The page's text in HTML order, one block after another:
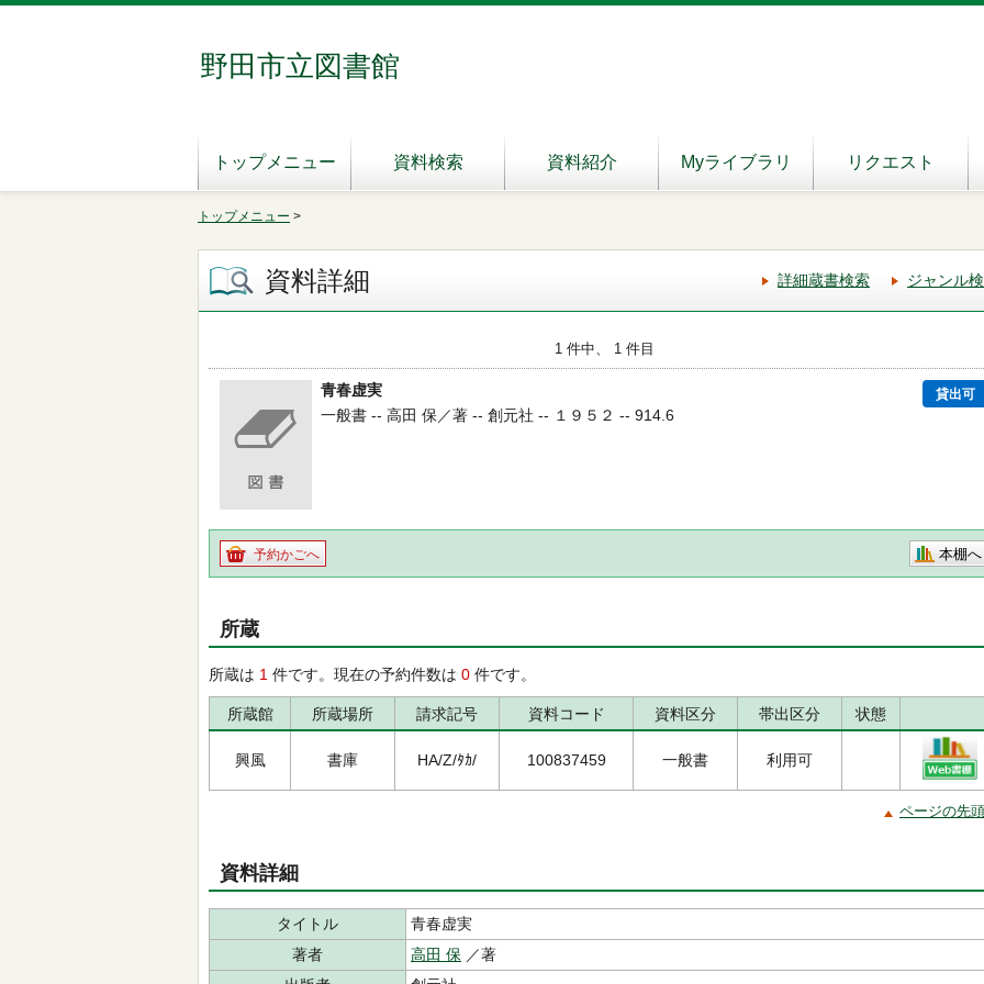
野田市立図書館
トップメニュー 資料検索 資料紹介 Myライブラリ リクエスト
トップメニュー >
資料詳細 詳細蔵書検索 ジャンル
1 件中、 1 件目
青春虚実 貸出可
一般書 -- 高田 保／著 -- 創元社 -- １９５２ -- 914.6
予約かごへ 本棚へ
所蔵
所蔵は 1 件です。現在の予約件数は 0 件です。
所蔵館 所蔵場所 請求記号 資料コード 資料区分 帯出区分 状態
興風 書庫 HA/Z/ﾀｶ/ 100837459 一般書 利用可
ページの先
資料詳細
タイトル
青春虚実
著者
高田 保 ／著